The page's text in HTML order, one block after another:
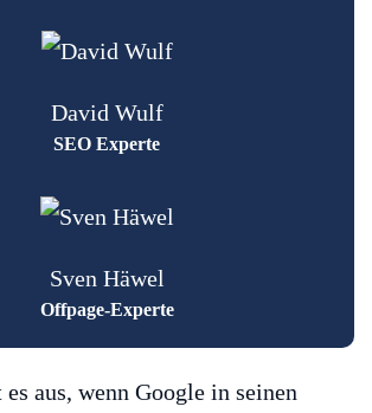
David Wulf
SEO Experte
Sven Häwel
Offpage-Experte
aus, wenn Google in seinen